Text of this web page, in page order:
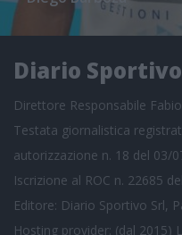
Diario Sportivo
Direttore Responsabile
Testata giornalistica
autorizzazione n. 18 del 03/
Iscrizione al ROC n. 22685
Editore: Diario Sportivo Srl,
Hosting provider: (dal 2015)